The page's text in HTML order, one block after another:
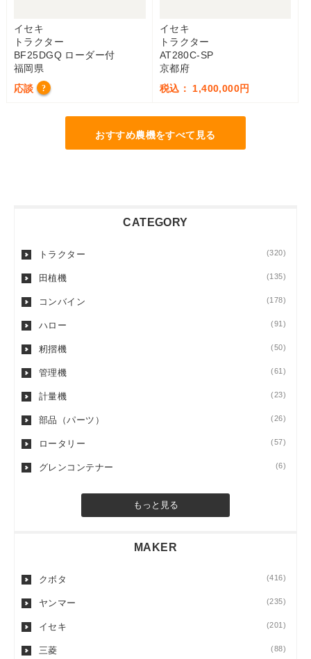
イセキ
トラクター
BF25DGQ ローダー付
福岡県
応談
?
イセキ
トラクター
AT280C-SP
京都府
税込： 1,400,000円
おすすめ農機をすべて見る
CATEGORY
トラクター (320)
田植機 (135)
コンバイン (178)
ハロー (91)
籾摺機 (50)
管理機 (61)
計量機 (23)
部品（パーツ） (26)
ロータリー (57)
グレンコンテナー (6)
もっと見る
MAKER
クボタ (416)
ヤンマー (235)
イセキ (201)
三菱 (88)